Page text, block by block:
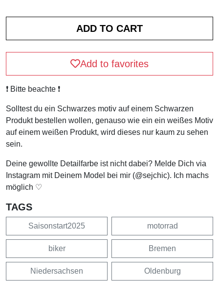
Add to favorites
❗️ Bitte beachte ❗️
Solltest du ein Schwarzes motiv auf einem Schwarzen
Produkt bestellen wollen, genauso wie ein ein weißes Motiv
auf einem weißen Produkt, wird dieses nur kaum zu sehen
sein.
Deine gewollte Detailfarbe ist nicht dabei? Melde Dich via
Instagram mit Deinem Model bei mir (@sejchic). Ich machs
möglich ♡
TAGS
Saisonstart2025 motorrad
biker Bremen
Niedersachsen Oldenburg